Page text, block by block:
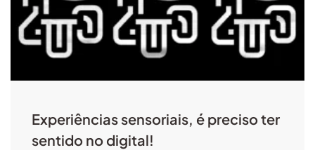
Experiências sensoriais, é preciso ter
sentido no digital!